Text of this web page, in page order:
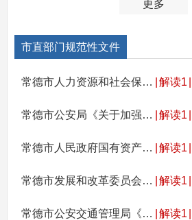
更多
市直部门规范性文件
解读1
常德市人力资源和社会保障局等四部门关于印发《常德市市级大学生创业孵化基地认定管理办法（试行）》的通知
解读1
常德市公安局《关于加强重大活动举办场所无人驾驶航空器管理工作的通告》
解读1
常德市人民政府国有资产监督管理委员会关于废止《常德市市属国有直管住房管理办法》的通告
解读1
常德市发展和改革委员会（常德市国防动员办公室）等三部门关于《常德市前期物业服务收费实施细则》的补充通知
解读1
常德市公安交通管理局《关于在常德市足球系列赛事期间对市城区部分路段采取交通限制措施的通告》